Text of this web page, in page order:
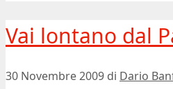
Vai lontano dal
30 Novembre 2009 di Dario